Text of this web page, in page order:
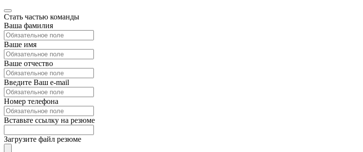
Стать частью команды
Ваша фамилия
Ваше имя
Ваше отчество
Введите Ваш e-mail
Номер телефона
Вставьте ссылку на резюме
Загрузите файл резюме